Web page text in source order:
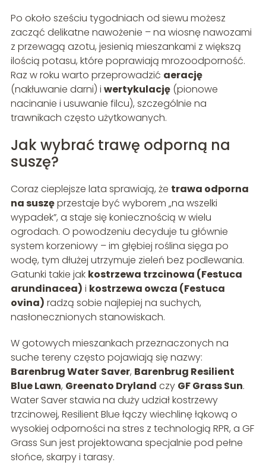
Po około sześciu tygodniach od siewu możesz
zacząć delikatne nawożenie – na wiosnę nawozami
z przewagą azotu, jesienią mieszankami z większą
ilością potasu, które poprawiają mrozoodporność.
Raz w roku warto przeprowadzić aerację
(nakłuwanie darni) i wertykulację(pionowe
nacinanie i usuwanie filcu), szczególnie na
trawnikach często użytkowanych.
Jak wybrać trawę odporną na
suszę?
Coraz cieplejsze lata sprawiają, że trawa odporna
na suszęprzestaje być wyborem „na wszelki
wypadek”, a staje się koniecznością w wielu
ogrodach. O powodzeniu decyduje tu głównie
system korzeniowy – im głębiej roślina sięga po
wodę, tym dłużej utrzymuje zieleń bez podlewania.
Gatunki takie jak kostrzewa trzcinowa (Festuca
arundinacea) i kostrzewa owcza (Festuca
ovina) radzą sobie najlepiej na suchych,
nasłonecznionych stanowiskach.
W gotowych mieszankach przeznaczonych na
suche tereny często pojawiają się nazwy:
Barenbrug Water Saver, Barenbrug Resilient
Blue Lawn, Greenato Dryland czy GF Grass Sun.
Water Saver stawia na duży udział kostrzewy
trzcinowej, Resilient Blue łączy wiechlinę łąkową o
wysokiej odporności na stres z technologią RPR, a GF
Grass Sun jest projektowana specjalnie pod pełne
słońce, skarpy i tarasy.